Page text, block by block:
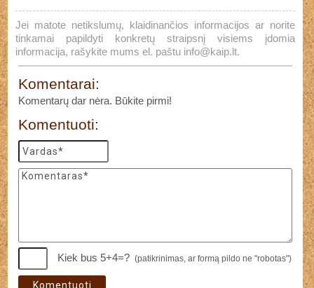
Jei matote netikslumų, klaidinančios informacijos ar norite
tinkamai papildyti konkretų straipsnį visiems įdomia
informacija, rašykite mums el. paštu info@kaip.lt.
Komentarai:
Komentarų dar nėra. Būkite pirmi!
Komentuoti:
Kiek bus 5+4=? (patikrinimas, ar formą pildo ne "robotas")